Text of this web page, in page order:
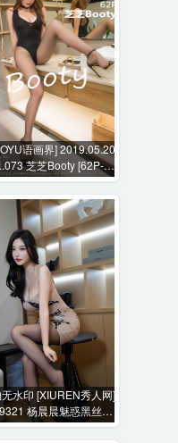
语画界] 2019.05.20
芝芝Booty [62P-
水印 [XIUREN秀人网]
杨晨晨魅惑黑丝拍
絮视频 [100P+1V-